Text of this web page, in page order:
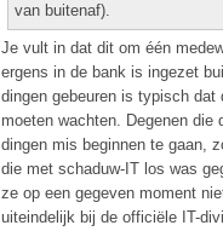
van buitenaf).
Je vult in dat dit om één
ergens in de bank is ingezet
dingen gebeuren is typisch dat
moeten wachten. Degenen
dingen mis beginnen te gaan,
die met schaduw-IT los was
ze op een gegeven moment
uiteindelijk bij de officiële IT-